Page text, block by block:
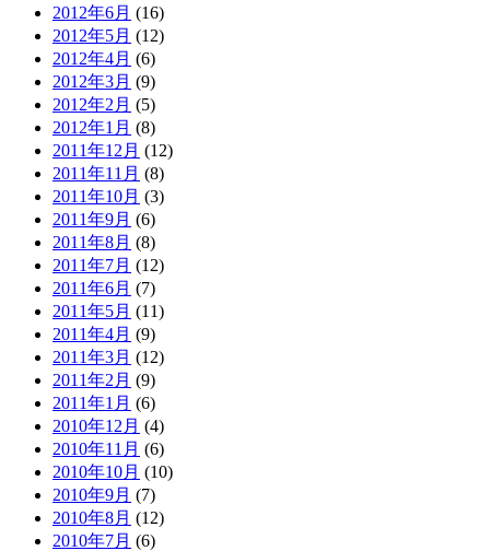
2012年6月 (16)
2012年5月 (12)
2012年4月 (6)
2012年3月 (9)
2012年2月 (5)
2012年1月 (8)
2011年12月 (12)
2011年11月 (8)
2011年10月 (3)
2011年9月 (6)
2011年8月 (8)
2011年7月 (12)
2011年6月 (7)
2011年5月 (11)
2011年4月 (9)
2011年3月 (12)
2011年2月 (9)
2011年1月 (6)
2010年12月 (4)
2010年11月 (6)
2010年10月 (10)
2010年9月 (7)
2010年8月 (12)
2010年7月 (6)